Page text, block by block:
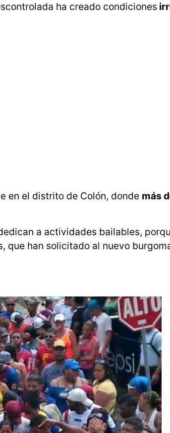
ha creado condiciones
en el distrito de Colón, donde más
a actividades bailables,
que han solicitado al nuevo